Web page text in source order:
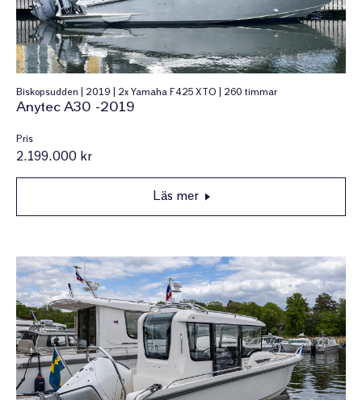
Biskopsudden | 2019 | 2x Yamaha F425 XTO | 260 timmar
Anytec A30 -2019
Pris
2.199.000 kr
Läs mer